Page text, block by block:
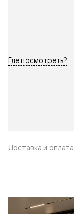
Где посмотреть?
Доставка и оплата